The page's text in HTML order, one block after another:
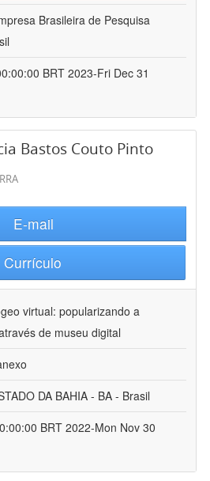
Brasileira de Pesquisa
BRT 2023-Fri Dec 31
Bastos Couto Pinto
E-mail
Currículo
virtual: popularizando a
de museu digital
DA BAHIA - BA - Brasil
BRT 2022-Mon Nov 30